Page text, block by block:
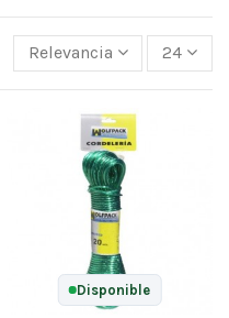
Relevancia 24
Disponible